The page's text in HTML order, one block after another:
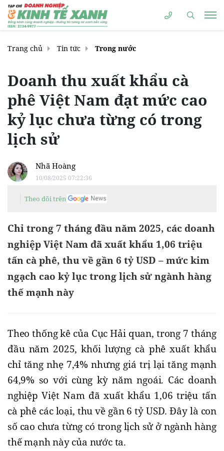
Trang chủ Tin tức Trong nước
Doanh thu xuất khẩu cà
phê Việt Nam đạt mức cao
kỷ lục chưa từng có trong
lịch sử
Nhã Hoàng
10/08/2025 07:22:36
Theo dõi trên
Chỉ trong 7 tháng đầu năm 2025, các doanh
nghiệp Việt Nam đã xuất khẩu 1,06 triệu
tấn cà phê, thu về gần 6 tỷ USD – mức kim
ngạch cao kỷ lục trong lịch sử ngành hàng
thế mạnh này
Theo thống kê của Cục Hải quan, trong 7 tháng
đầu năm 2025, khối lượng cà phê xuất khẩu
chỉ tăng nhẹ 7,4% nhưng giá trị lại tăng mạnh
64,9% so với cùng kỳ năm ngoái. Các doanh
nghiệp Việt Nam đã xuất khẩu 1,06 triệu tấn
cà phê các loại, thu về gần 6 tỷ USD. Đây là con
số cao chưa từng có trong lịch sử ở ngành hàng
thế mạnh này của nước ta.